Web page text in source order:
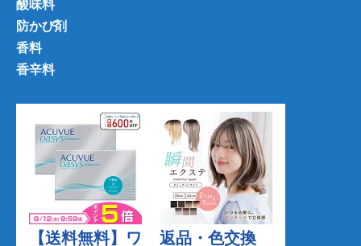
酸味料
防かび剤
香料
香辛料